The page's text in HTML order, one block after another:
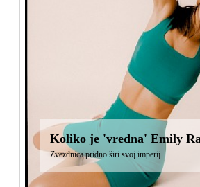
Koliko je 'vredna' Emily
Zvezdnica pridno širi svoj imperij